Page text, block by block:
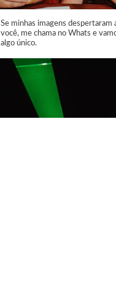
Se minhas imagens despertaram
você, me chama no Whats e
algo único.